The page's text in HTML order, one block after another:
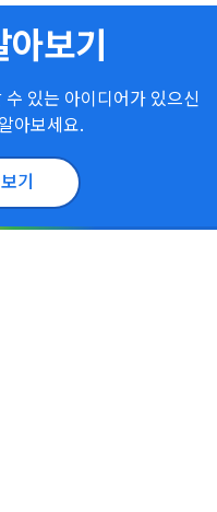
보기
있는 아이디어가 있으신
아보세요.
기